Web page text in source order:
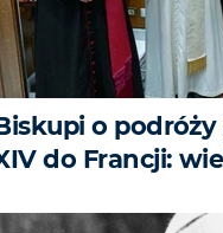
o
do Francji: